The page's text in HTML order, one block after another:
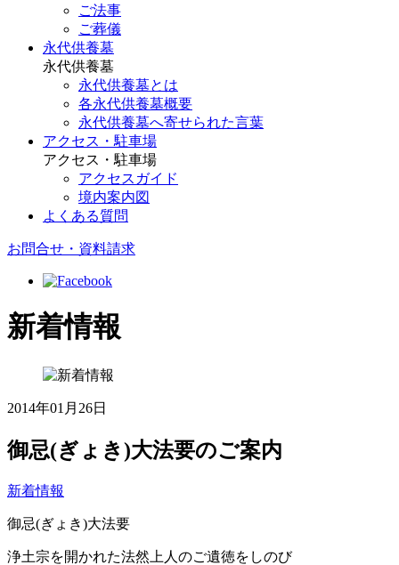
ご法事
ご葬儀
永代供養墓
永代供養墓
永代供養墓とは
各永代供養墓概要
永代供養墓へ寄せられた言葉
アクセス・駐車場
アクセス・駐車場
アクセスガイド
境内案内図
よくある質問
お問合せ・資料請求
新着情報
2014年01月26日
御忌(ぎょき)大法要のご案内
新着情報
御忌(ぎょき)大法要
浄土宗を開かれた法然上人のご遺徳をしのび